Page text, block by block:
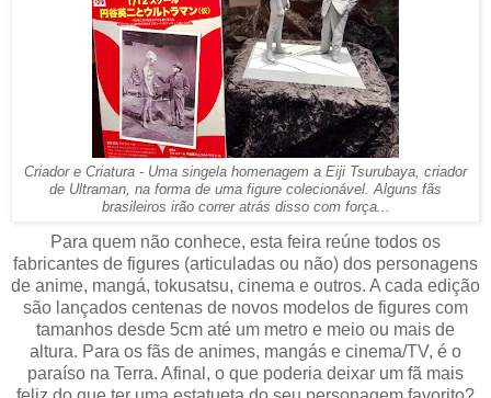
Criador e Criatura - Uma singela homenagem a Eiji Tsurubaya, criador
de Ultraman, na forma de uma figure colecionável. Alguns fãs
brasileiros irão correr atrás disso com força...
Para quem não conhece, esta feira reúne todos os
fabricantes de figures (articuladas ou não) dos personagens
de anime, mangá, tokusatsu, cinema e outros. A cada edição
são lançados centenas de novos modelos de figures com
tamanhos desde 5cm até um metro e meio ou mais de
altura. Para os fãs de animes, mangás e cinema/TV, é o
paraíso na Terra. Afinal, o que poderia deixar um fã mais